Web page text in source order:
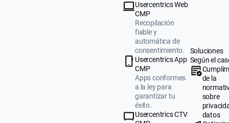
Usercentrics Web
CMP
Recopilación
fiable y
automática de
consentimiento.
Usercentrics App
CMP
Apps conformes
a la ley para
garantizar tu
éxito.
Usercentrics CTV
Soluciones
Según el
de la
sobre
datos